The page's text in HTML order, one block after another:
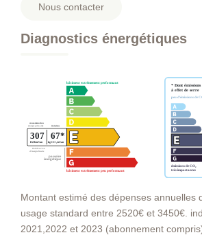
Nous contacter
Diagnostics énergétiques
Montant estimé des dépenses annuelles
usage standard entre 2520€ et 3450€.
2021,2022 et 2023 (abonnement